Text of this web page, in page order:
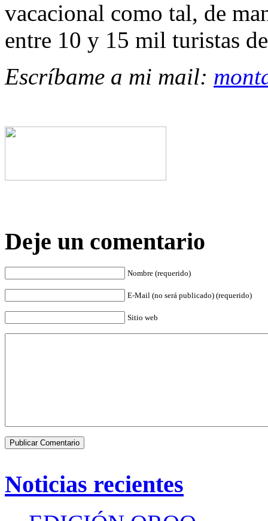
vacacional como tal, de
entre 10 y 15 mil turistas
Escríbame a mi mail:
Deje un comentario
Nombre (requerido)
E-Mail (no será publicado) (requerido)
Sitio web
Noticias recientes